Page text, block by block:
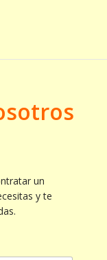
un
y te